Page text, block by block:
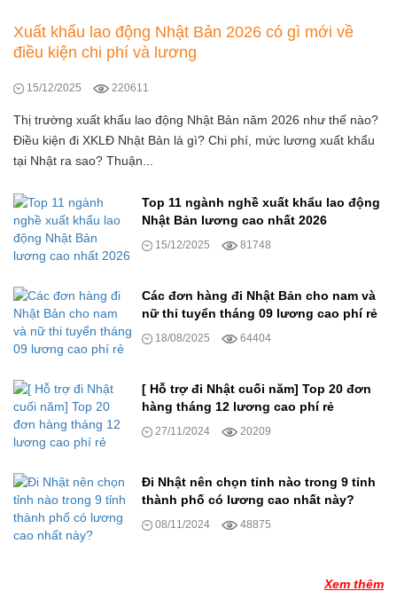
Mức lương: 1000 USD
Quốc gia: Rumani
3 Đơn hàng Xkld Rumani làm
Mức lương: 1000 USD
Quốc gia: Rumani
Đơn hàng xuất khâu lao động
Rumani làm trong nhà máy
1.000 USD
Mức lương: 2000USD
Hungary Châu Âu
Mức lương: 1500 USD
Tuyển sinh du học nghề Úc
2024 trường độc quyền không
cần phỏng vấn
Mức lương: 25 AUD/giờ
Xuất khẩu lao động Nhật Bản 2026 có gì mới về
điều kiện chi phí và lương
15/12/2025 220611
Thị trường xuất khẩu lao động Nhật Bản năm 2026 như thế nào?
Điều kiện đi XKLĐ Nhật Bản là gì? Chi phí, mức lương xuất khẩu
tại Nhật ra sao? Thuận...
Top 11 ngành nghề xuất khẩu lao động
Nhật Bản lương cao nhất 2026
15/12/2025 81748
Các đơn hàng đi Nhật Bản cho nam và
nữ thi tuyển tháng 09 lương cao phí rẻ
18/08/2025 64404
[ Hỗ trợ đi Nhật cuối năm] Top 20 đơn
hàng tháng 12 lương cao phí rẻ
27/11/2024 20209
Đi Nhật nên chọn tỉnh nào trong 9 tỉnh
thành phố có lương cao nhất này?
08/11/2024 48875
Xem thêm